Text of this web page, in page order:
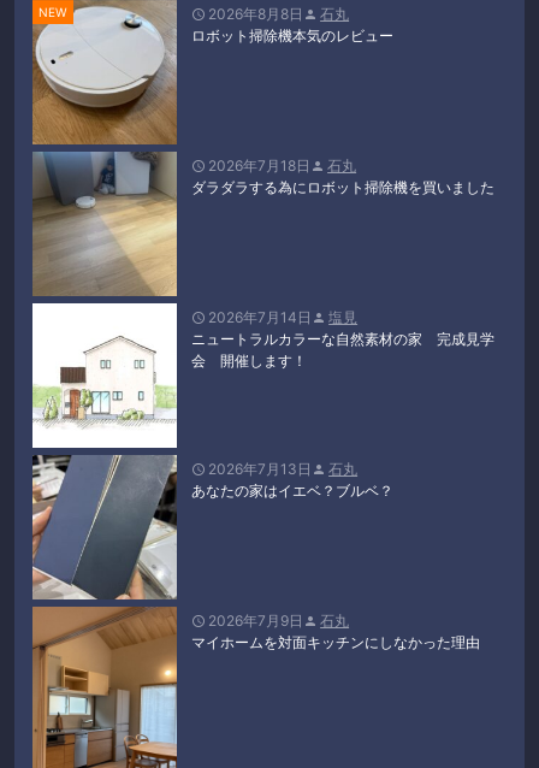
 2026年8月8日  石丸
ロボット掃除機本気のレビュー
 2026年7月18日  石丸
ダラダラする為にロボット掃除機を買いました
 2026年7月14日  塩見
ニュートラルカラーな自然素材の家 完成見学
会 開催します！
 2026年7月13日  石丸
あなたの家はイエベ？ブルベ？
 2026年7月9日  石丸
マイホームを対面キッチンにしなかった理由